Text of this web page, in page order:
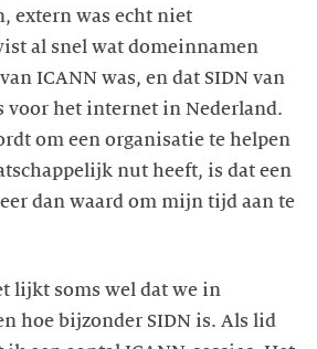
extern was echt niet
al snel wat domeinnamen
ICANN was, en dat SIDN van
voor het internet in Nederland.
om een organisatie te helpen
nut heeft, is dat een
dan waard om mijn tijd aan te
lijkt soms wel dat we in
hoe bijzonder SIDN is. Als lid